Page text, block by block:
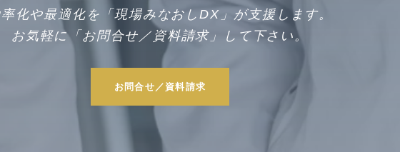
化や最適化を「現場みなおしDX」が支援します。
お気軽に「お問合せ／資料請求」して下さい。
お問合せ／資料請求